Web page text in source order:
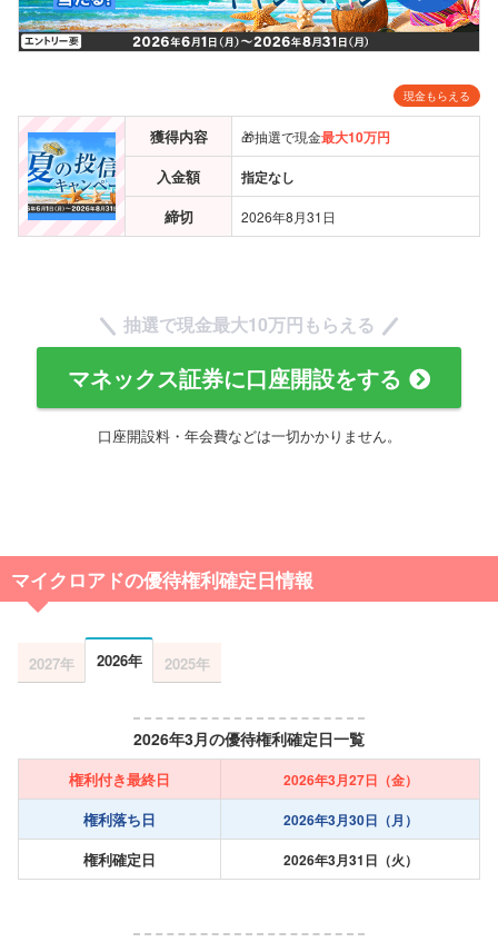
現金もらえる
獲得内容 🎁抽選で現金最大10万円
入金額 指定なし
締切 2026年8月31日
抽選で現金最大10万円もらえる
マネックス証券に口座開設をする
口座開設料・年会費などは一切かかりません。
マイクロアドの優待権利確定日情報
2027年 2026年 2025年
2026年3月の優待権利確定日一覧
権利付き最終日 2026年3月27日（金）
権利落ち日 2026年3月30日（月）
権利確定日 2026年3月31日（火）